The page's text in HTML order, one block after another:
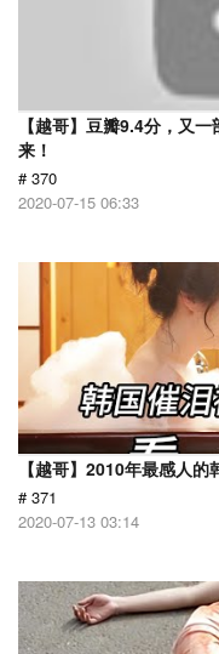
【越哥】豆瓣9.4分，又
来！
# 370
2020-07-15 06:33
【越哥】2010年最感人
# 371
2020-07-13 03:14